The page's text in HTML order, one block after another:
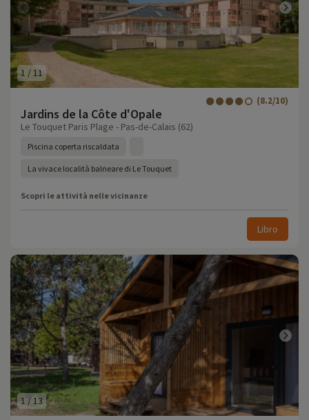
1 /11
Jardins de la Côte d'Opale
(8.2/10)
Le Touquet Paris Plage - Pas-de-Calais (62)
Piscina coperta riscaldata
La vivace località balneare di Le Touquet
Scopri le attività nelle vicinanze
Libro
1/13